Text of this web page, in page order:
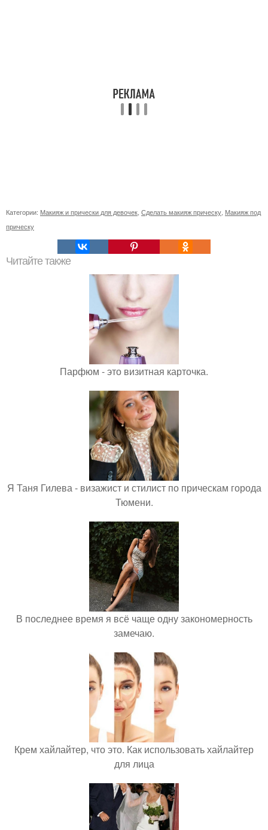
Категории: Макияж и прически для девочек Сделать макияж прическу Макияж под
прическу
Читайте также
Парфюм - это визитная карточка.
Я Таня Гилева - визажист и стилист по прическам города
Тюмени.
В последнее время я всё чаще одну закономерность
замечаю.
Крем хайлайтер, что это. Как использовать хайлайтер
для лица